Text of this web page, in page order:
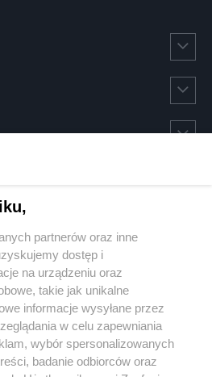
partnerów oraz inne
dostęp i
na urządzeniu oraz
takie jak unikalne
informacje wysyłane przez
w celu zapewniania
wybór spersonalizowanych
badanie odbiorców oraz